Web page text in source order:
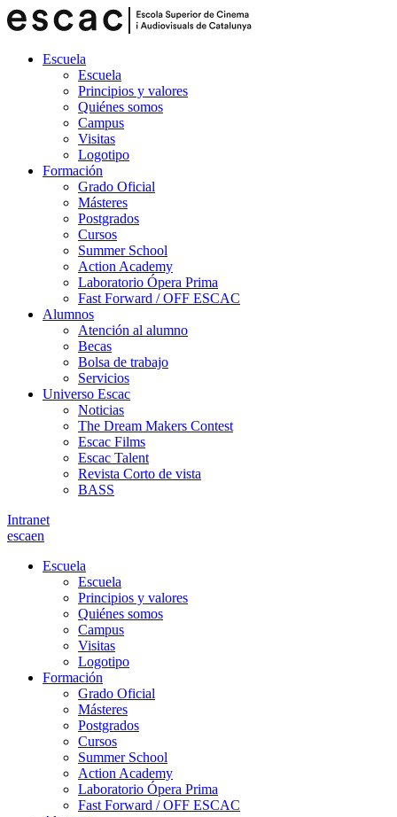
Escuela
Escuela
Principios y valores
Quiénes somos
Campus
Visitas
Logotipo
Formación
Grado Oficial
Másteres
Postgrados
Cursos
Summer School
Action Academy
Laboratorio Ópera Prima
Fast Forward / OFF ESCAC
Alumnos
Atención al alumno
Becas
Bolsa de trabajo
Servicios
Universo Escac
Noticias
The Dream Makers Contest
Escac Films
Escac Talent
Revista Corto de vista
BASS
Intranet
escaen
Escuela
Escuela
Principios y valores
Quiénes somos
Campus
Visitas
Logotipo
Formación
Grado Oficial
Másteres
Postgrados
Cursos
Summer School
Action Academy
Laboratorio Ópera Prima
Fast Forward / OFF ESCAC